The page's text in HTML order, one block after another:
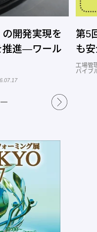
の開発実現を
推進―ワール
第5
も
工場管
バイブ